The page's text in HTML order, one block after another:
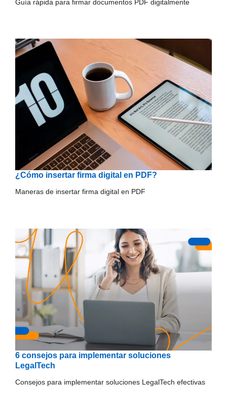
Guía rápida para firmar documentos PDF digitalmente
¿Cómo insertar firma digital en PDF?
Maneras de insertar firma digital en PDF
6 consejos para implementar soluciones
LegalTech
Consejos para implementar soluciones LegalTech efectivas